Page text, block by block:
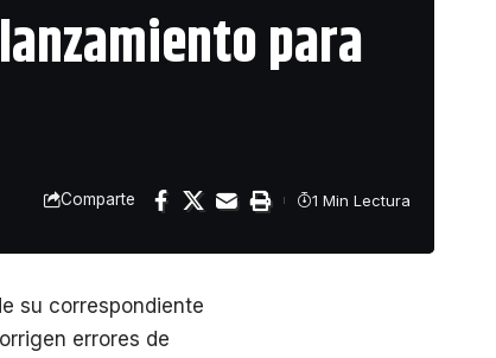
para
Comparte 1 Min Lectura
su correspondiente
errores de